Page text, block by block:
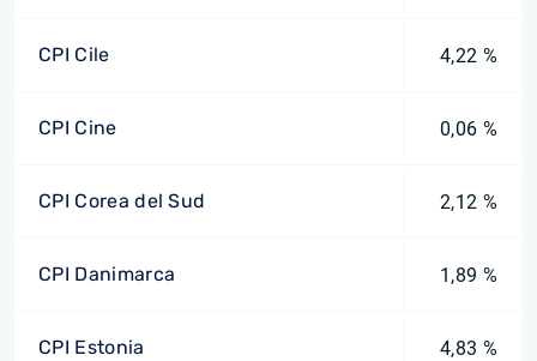
CPI Cile 4,22 %
CPI Cine 0,06 %
CPI Corea del Sud 2,12 %
CPI Danimarca 1,89 %
CPI Estonia 4,83 %